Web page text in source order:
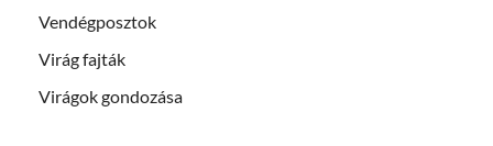
Vendégposztok
Virág fajták
Virágok gondozása